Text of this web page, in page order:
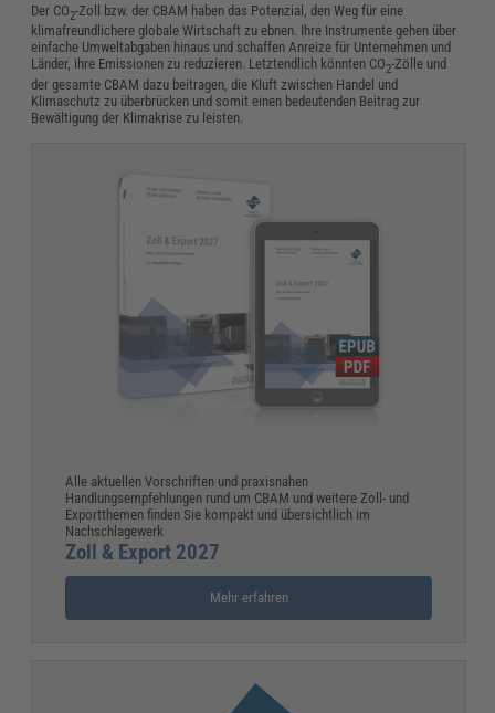
Der CO2-Zoll bzw. der CBAM haben das Potenzial, den Weg für eine
klimafreundlichere globale Wirtschaft zu ebnen. Ihre Instrumente gehen über
einfache Umweltabgaben hinaus und schaffen Anreize für Unternehmen und
Länder, ihre Emissionen zu reduzieren. Letztendlich könnten CO2-Zölle und
der gesamte CBAM dazu beitragen, die Kluft zwischen Handel und
Klimaschutz zu überbrücken und somit einen bedeutenden Beitrag zur
Bewältigung der Klimakrise zu leisten.
Alle aktuellen Vorschriften und praxisnahen
Handlungsempfehlungen rund um CBAM und weitere Zoll- und
Exportthemen finden Sie kompakt und übersichtlich im
Nachschlagewerk
Zoll & Export 2027
Mehr erfahren